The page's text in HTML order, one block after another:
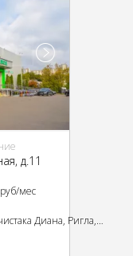
д.11
мес
Перекресток, Fix price, DNS, Химчистака Диана, Ригла, Smoking Shop, Мягкая мебель, и др.